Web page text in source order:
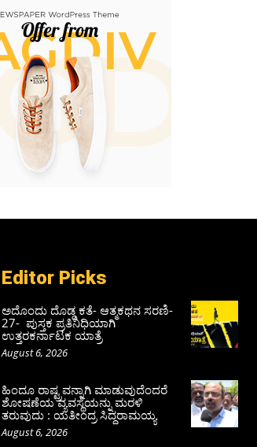
Editor Picks
ಅದೊಂದು ದೊಡ್ಡ ಕತೆ- ಆತ್ಮಕಥನ ಸರಣಿ-
27- ಪುಸ್ತಕ ಪ್ರತಿನಿಧಿಯಾಗಿ
ಉತ್ತರಕರ್ನಾಟಕ ಯಾತ್ರೆ
August 6, 2026
ಹಿಂದೂ ರಾಷ್ಟ್ರವನ್ನಾಗಿ ಮಾಡುವುದೆಂದರೆ
ಶೋಷಣೆಯ ವ್ಯವಸ್ಥೆಯನ್ನು ಮರಳಿ
ತರುವುದು : ಯತೀಂದ್ರ ಸಿದ್ದರಾಮಯ್ಯ
August 6, 2026